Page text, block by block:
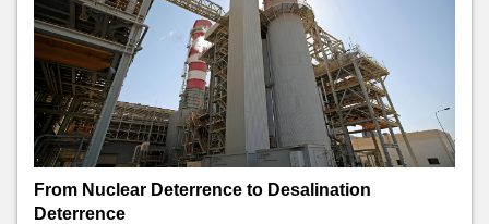
From Nuclear Deterrence to Desalination
Deterrence